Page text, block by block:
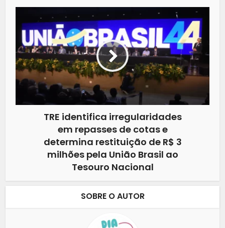
TRE identifica irregularidades
em repasses de cotas e
determina restituição de R$ 3
milhões pela União Brasil ao
Tesouro Nacional
SOBRE O AUTOR